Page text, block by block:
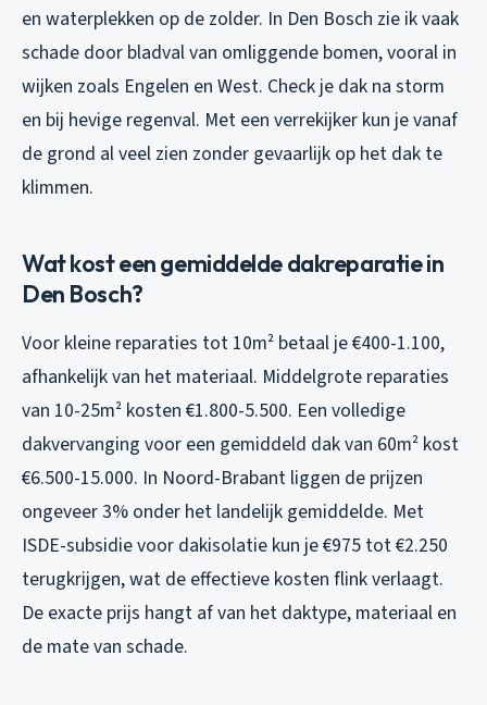
en waterplekken op de zolder. In Den Bosch zie ik vaak
schade door bladval van omliggende bomen, vooral in
wijken zoals Engelen en West. Check je dak na storm
en bij hevige regenval. Met een verrekijker kun je vanaf
de grond al veel zien zonder gevaarlijk op het dak te
klimmen.
Wat kost een gemiddelde dakreparatie in
Den Bosch?
Voor kleine reparaties tot 10m² betaal je €400-1.100,
afhankelijk van het materiaal. Middelgrote reparaties
van 10-25m² kosten €1.800-5.500. Een volledige
dakvervanging voor een gemiddeld dak van 60m² kost
€6.500-15.000. In Noord-Brabant liggen de prijzen
ongeveer 3% onder het landelijk gemiddelde. Met
ISDE-subsidie voor dakisolatie kun je €975 tot €2.250
terugkrijgen, wat de effectieve kosten flink verlaagt.
De exacte prijs hangt af van het daktype, materiaal en
de mate van schade.